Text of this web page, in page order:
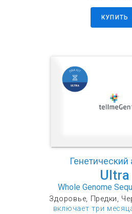
КУПИТЬ
Генетический
Ultra
Whole Genome
Здоровье, Предки,
включает три